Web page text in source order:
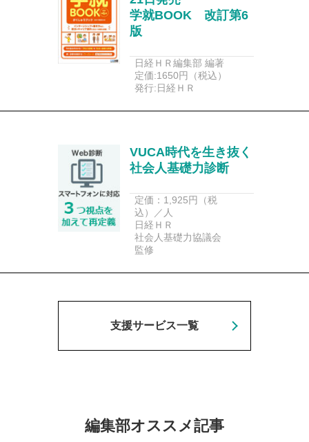
学就BOOK 改訂第6
版
日経ＨＲ編集部 編著
定価:1650円（税込）
発行:日経ＨＲ
VUCA時代を生き抜く
社会人基礎力診断
定価：1,925円（税
込）／人
日経ＨＲ
社会人基礎力協議会
監修
支援サービス一覧
編集部オススメ記事